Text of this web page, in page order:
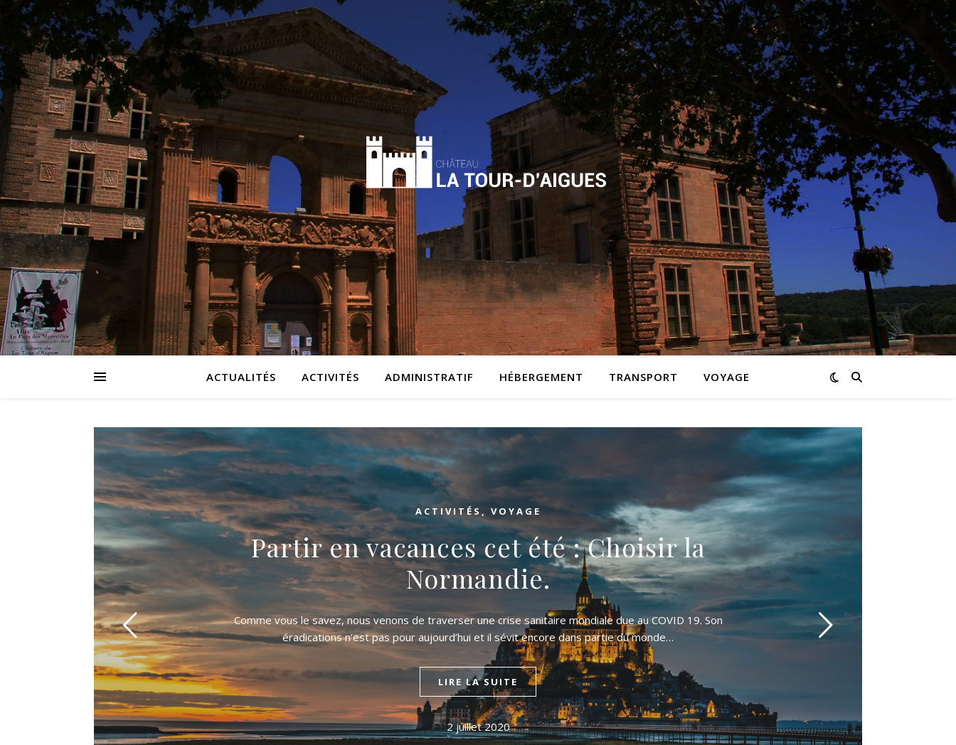
ACTUALITÉS ACTIVITÉS ADMINISTRATIF HÉBERGEMENT TRANSPORT VOYAGE
ACTIVITÉS, VOYAGE
Partir en vacances cet été : Choisir la
Normandie.
Comme vous le savez, nous venons de traverser une crise sanitaire mondiale due au COVID 19. Son
éradications n’est pas pour aujourd’hui et il sévit encore dans partie du monde…
LIRE LA SUITE
2 juillet 2020